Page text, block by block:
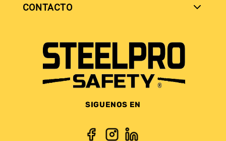
CONTACTO
SIGUENOS EN